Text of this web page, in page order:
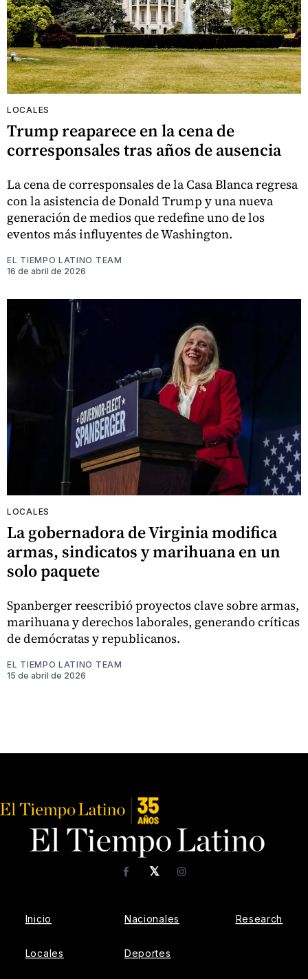
LOCALES
Trump reaparece en la cena de
corresponsales tras años de ausencia
La cena de corresponsales de la Casa Blanca regresa
con la asistencia de Donald Trump y una nueva
generación de medios que redefine uno de los
eventos más influyentes de Washington.
EL TIEMPO LATINO TEAM
16 de abril de 2026
LOCALES
La gobernadora de Virginia modifica
armas, sindicatos y marihuana en un
solo paquete
Spanberger reescribió proyectos clave sobre armas,
marihuana y derechos laborales, generando críticas
de demócratas y republicanos.
EL TIEMPO LATINO TEAM
15 de abril de 2026
𝕏
FacebookInstagram
Inicio
Locales
Nacionales
Deportes
Research